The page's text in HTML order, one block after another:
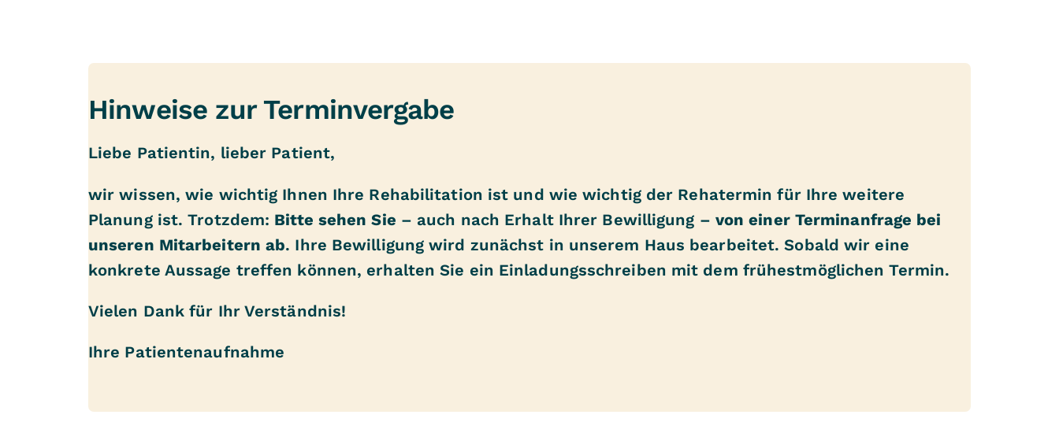
Hinweise zur Terminvergabe
Liebe Patientin, lieber Patient,
wir wissen, wie wichtig Ihnen Ihre Rehabilitation ist und wie wichtig der Rehatermin für Ihre weitere
Planung ist. Trotzdem: Bitte sehen Sie – auch nach Erhalt Ihrer Bewilligung – von einer Terminanfrage bei
unseren Mitarbeitern ab. Ihre Bewilligung wird zunächst in unserem Haus bearbeitet. Sobald wir eine
konkrete Aussage treffen können, erhalten Sie ein Einladungsschreiben mit dem frühestmöglichen Termin.
Vielen Dank für Ihr Verständnis!
Ihre Patientenaufnahme